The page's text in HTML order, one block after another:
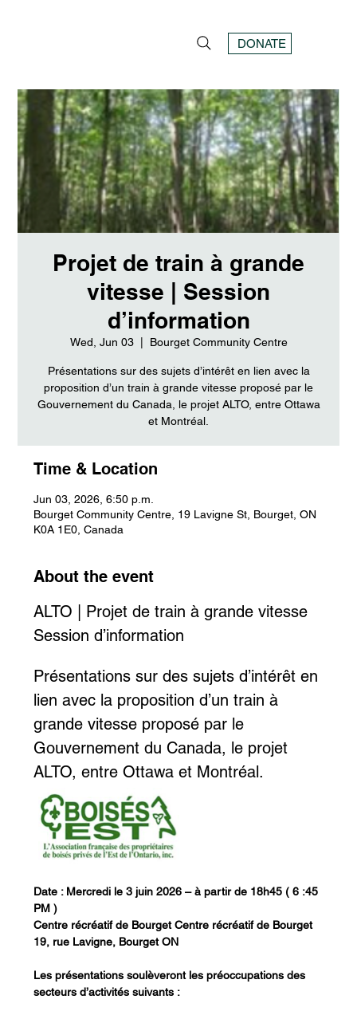
DONATE
Projet de train à grande
vitesse | Session
d’information
Wed, Jun 03
  |
Bourget Community Centre
Présentations sur des sujets d’intérêt en lien avec la
proposition d’un train à grande vitesse proposé par le
Gouvernement du Canada, le projet ALTO, entre Ottawa
et Montréal.
Time & Location
Jun 03, 2026, 6:50 p.m.
Bourget Community Centre, 19 Lavigne St, Bourget, ON
K0A 1E0, Canada
About the event
ALTO | Projet de train à grande vitesse
Session d’information
Présentations sur des sujets d’intérêt en
lien avec la proposition d’un train à
grande vitesse proposé par le
Gouvernement du Canada, le projet
ALTO, entre Ottawa et Montréal.
Date : Mercredi le 3 juin 2026 – à partir de 18h45 ( 6 :45
PM )
Centre récréatif de Bourget Centre récréatif de Bourget
19, rue Lavigne, Bourget ON
Les présentations soulèveront les préoccupations des
secteurs d’activités suivants :